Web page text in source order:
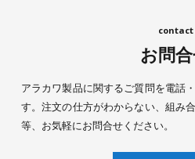
お問
アラカワ製品に関するご質問を電話
す。注文の仕方がわからない、組み
等、お気軽にお問合せください。